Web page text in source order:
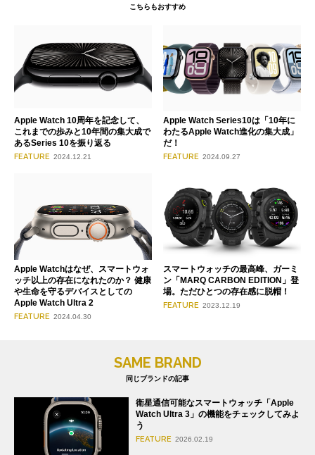
こちらもおすすめ
Apple Watch 10周年を記念して、
これまでの歩みと10年間の集大成で
あるSeries 10を振り返る
FEATURE 2024.12.21
Apple Watch Series10は「10年に
わたるApple Watch進化の集大成」
だ！
FEATURE 2024.09.27
Apple Watchはなぜ、スマートウォ
ッチ以上の存在になれたのか？ 健康
や生命を守るデバイスとしての
Apple Watch Ultra 2
FEATURE 2024.04.30
スマートウォッチの最高峰、ガーミ
ン「MARQ CARBON EDITION」登
場。ただひとつの存在感に脱帽！
FEATURE 2023.12.19
SAME BRAND
同じブランドの記事
衛星通信可能なスマートウォッチ「Apple
Watch Ultra 3」の機能をチェックしてみよ
う
FEATURE 2026.02.19